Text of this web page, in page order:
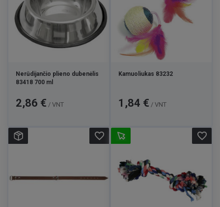
Nerūdijančio plieno dubenėlis
83418 700 ml
Kaina
2,86 € / VNT
Kamuoliukas 83232
Kaina
1,84 € / VNT
favorite_border favorite_border